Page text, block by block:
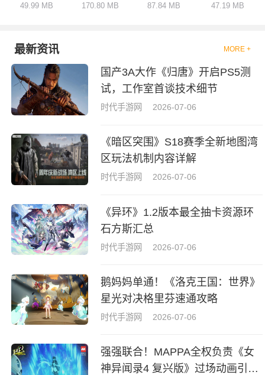
49.99 MB 170.80 MB 87.84 MB 47.19 MB
最新资讯 MORE +
国产3A大作《归唐》开启PS5测
试，工作室首谈技术细节
时代手游网 2026-07-06
《暗区突围》S18赛季全新地图湾
区玩法机制内容详解
时代手游网 2026-07-06
《异环》1.2版本最全抽卡资源环
石方斯汇总
时代手游网 2026-07-06
鹅妈妈单通！《洛克王国：世界》
星光对决格里芬速通攻略
时代手游网 2026-07-06
强强联合！MAPPA全权负责《女
神异闻录4 复兴版》过场动画引热